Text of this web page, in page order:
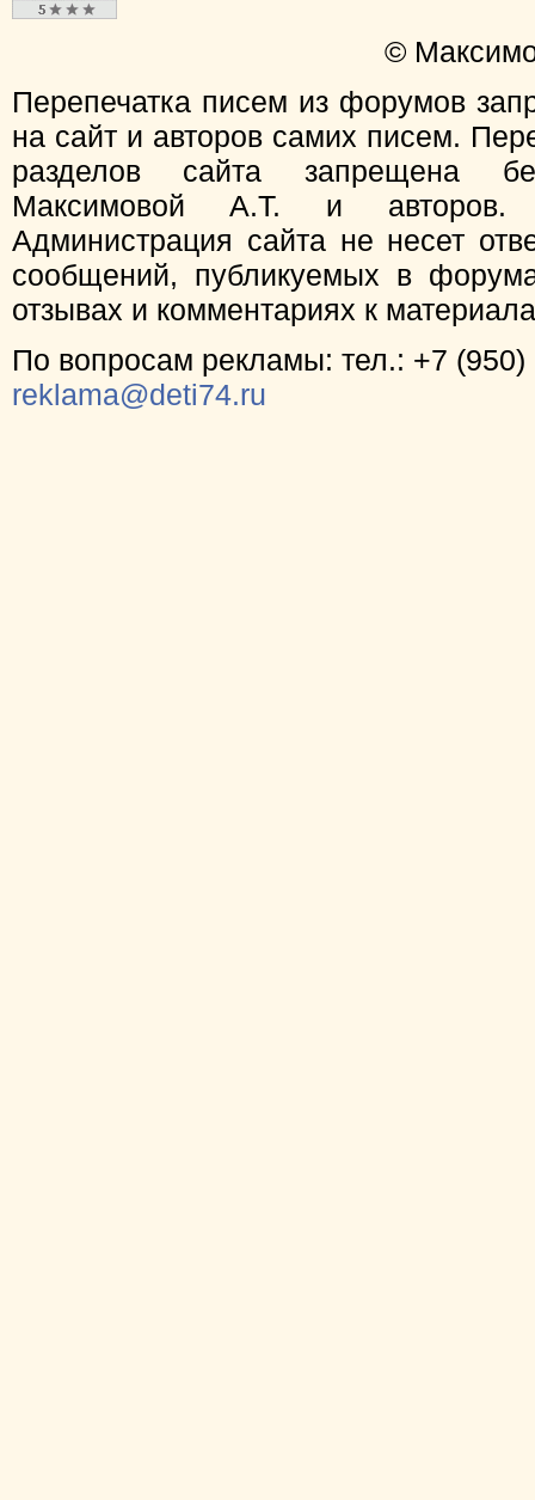
©
Перепечатка писем из форумов
на сайт и авторов самих писем.
разделов сайта запрещена
Максимовой А.Т. и
Администрация сайта не несет
сообщений, публикуемых в
отзывах и комментариях к
По вопросам рекламы: тел.: +7 (950)
reklama@deti74.ru